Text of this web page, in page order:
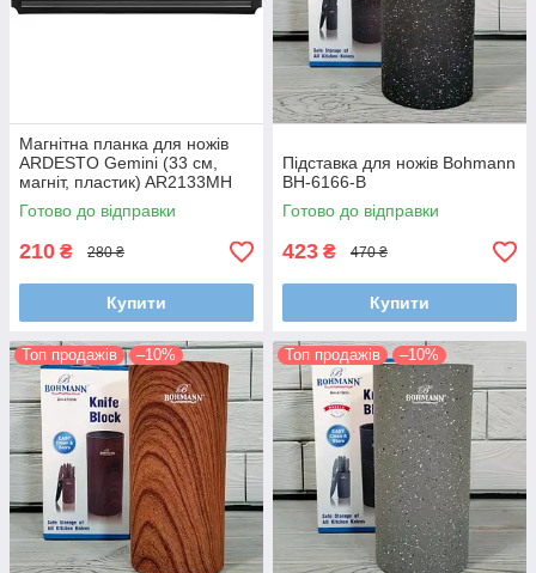
Магнітна планка для ножів
ARDESTO Gemini (33 см,
магніт, пластик) AR2133MH
Готово до відправки
210 ₴ 280 ₴
Купити
Підставка для ножів Bohmann
BH-6166-B
Готово до відправки
423 ₴ 470 ₴
Купити
Топ продажів –10% Топ продажів –10%